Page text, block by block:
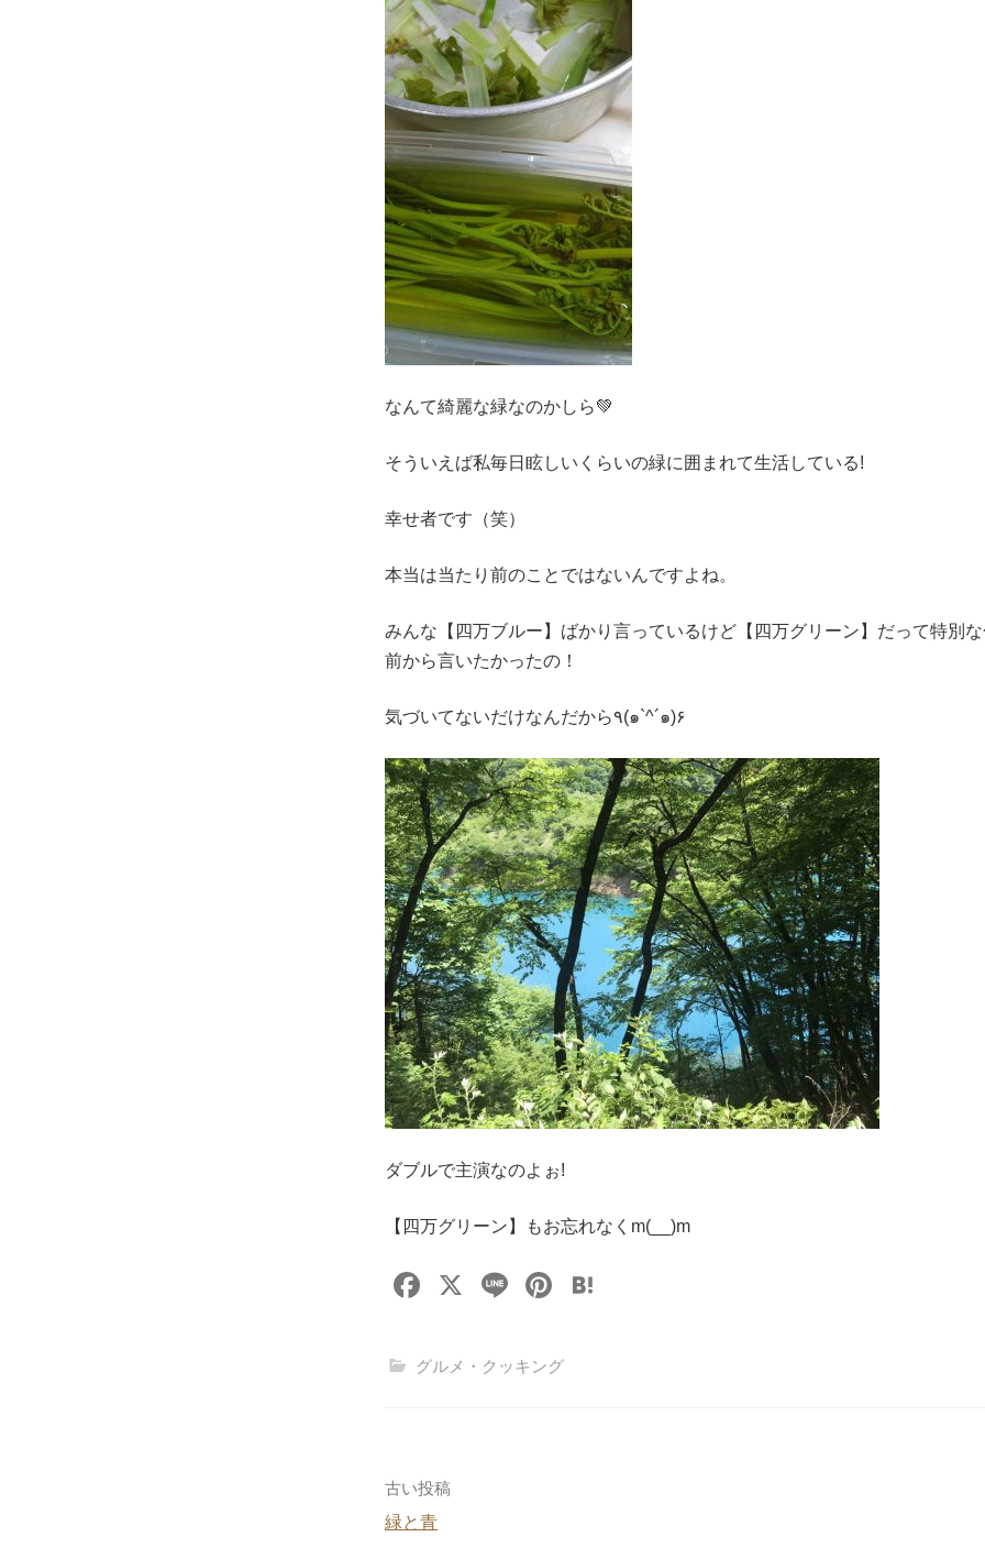
なんて綺麗な緑なのかしら💚
そういえば私毎日眩しいくらいの緑に囲まれて生活している!
幸せ者です（笑）
本当は当たり前のことではないんですよね。
みんな【四万ブルー】ばかり言っているけど【四万グリーン】だって特別
前から言いたかったの！
気づいてないだけなんだから٩(๑`^´๑)۶
ダブルで主演なのよぉ!
【四万グリーン】もお忘れなくm(__)m
F
c
o
k
X
Li
e
Pi
er
グルメ・クッキング
投
稿
古い投稿
緑と青